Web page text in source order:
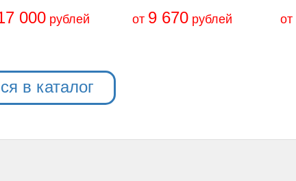
000рублей от 9 670рублей от
в каталог